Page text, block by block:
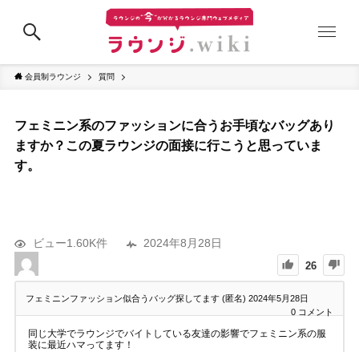
会員制ラウンジ 質問
フェミニン系のファッションに合うお手頃なバッグあり
ますか？この夏ラウンジの面接に行こうと思っていま
す。
ビュー1.60K件 2024年8月28日
26
フェミニンファッション似合うバッグ探してます (匿名) 2024年5月28日
0 コメント
同じ大学でラウンジでバイトしている友達の影響でフェミニン系の服
装に最近ハマってます！